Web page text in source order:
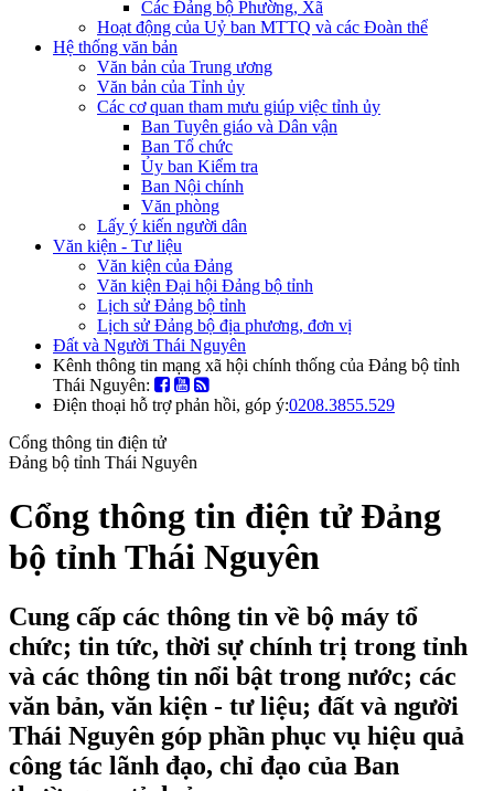
Các Đảng bộ Phường, Xã
Hoạt động của Uỷ ban MTTQ và các Đoàn thể
Hệ thống văn bản
Văn bản của Trung ương
Văn bản của Tỉnh ủy
Các cơ quan tham mưu giúp việc tỉnh ủy
Ban Tuyên giáo và Dân vận
Ban Tổ chức
Ủy ban Kiểm tra
Ban Nội chính
Văn phòng
Lấy ý kiến người dân
Văn kiện - Tư liệu
Văn kiện của Đảng
Văn kiện Đại hội Đảng bộ tỉnh
Lịch sử Đảng bộ tỉnh
Lịch sử Đảng bộ địa phương, đơn vị
Đất và Người Thái Nguyên
Kênh thông tin mạng xã hội chính thống của Đảng bộ tỉnh
Thái Nguyên:
Điện thoại hỗ trợ phản hồi, góp ý:0208.3855.529
Cổng thông tin điện tử
Đảng bộ tỉnh Thái Nguyên
Cổng thông tin điện tử Đảng
bộ tỉnh Thái Nguyên
Cung cấp các thông tin về bộ máy tổ
chức; tin tức, thời sự chính trị trong tỉnh
và các thông tin nổi bật trong nước; các
văn bản, văn kiện - tư liệu; đất và người
Thái Nguyên góp phần phục vụ hiệu quả
công tác lãnh đạo, chỉ đạo của Ban